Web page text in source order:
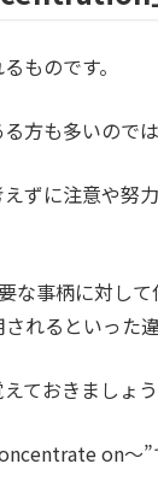
ものです。
方も多いので
ずに注意や努
事柄に対し
れるといった違
ておきましょう
on〜”